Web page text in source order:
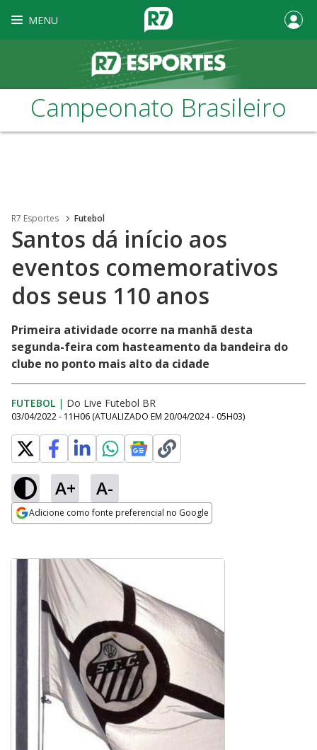
MENU
Campeonato Brasileiro
R7 Esportes Futebol
Santos dá início aos
eventos comemorativos
dos seus 110 anos
Primeira atividade ocorre na manhã desta
segunda-feira com hasteamento da bandeira do
clube no ponto mais alto da cidade
FUTEBOL | Do Live Futebol BR
03/04/2022 - 11H06 (ATUALIZADO EM 20/04/2024 - 05H03)
A+ A-
Adicione como fonte preferencial no Google